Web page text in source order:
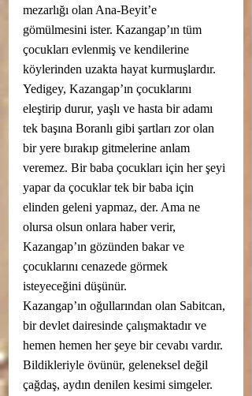
mezarlığı olan Ana-Beyit’e
gömülmesini ister. Kazangap’ın tüm
çocukları evlenmiş ve kendilerine
köylerinden uzakta hayat kurmuşlardır.
Yedigey, Kazangap’ın çocuklarını
eleştirip durur, yaşlı ve hasta bir adamı
tek başına Boranlı gibi şartları zor olan
bir yere bırakıp gitmelerine anlam
veremez. Bir baba çocukları için her şeyi
yapar da çocuklar tek bir baba için
elinden geleni yapmaz, der. Ama ne
olursa olsun onlara haber verir,
Kazangap’ın gözünden bakar ve
çocuklarını cenazede görmek
isteyeceğini düşünür.
Kazangap’ın oğullarından olan Sabitcan,
bir devlet dairesinde çalışmaktadır ve
hemen hemen her şeye bir cevabı vardır.
Bildikleriyle övünür, geleneksel değil
çağdaş, aydın denilen kesimi simgeler.